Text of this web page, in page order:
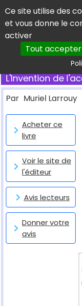
Panneau de gestion
Ce site utilise des
et vous donne le
activer
Tout accepter
L'Invention de
Par Muriel Larrouy
Acheter ce
livre
Voir le site de
l'éditeur
Avis lecteurs
Donner votre
avis